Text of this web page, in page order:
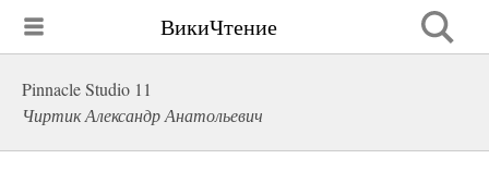
ВикиЧтение
Pinnacle Studio 11
Чиртик Александр Анатольевич